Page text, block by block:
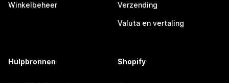
Winkelbeheer Verzending
Valuta en vertaling
Hulpbronnen Shopify